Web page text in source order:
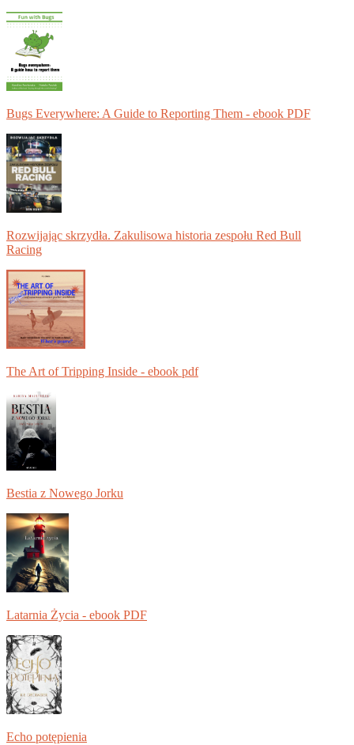
Bugs Everywhere: A Guide to Reporting Them - ebook PDF
Rozwijając skrzydła. Zakulisowa historia zespołu Red Bull
Racing
The Art of Tripping Inside - ebook pdf
Bestia z Nowego Jorku
Latarnia Życia - ebook PDF
Echo potępienia